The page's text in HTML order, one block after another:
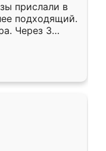
прислали в
подходящий.
Через 3
Остались